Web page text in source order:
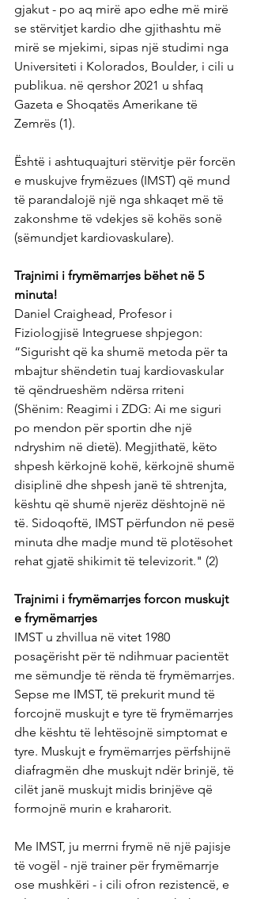
gjakut - po aq mirë apo edhe më mirë
se stërvitjet kardio dhe gjithashtu më
mirë se mjekimi, sipas një studimi nga
Universiteti i Kolorados, Boulder, i cili u
publikua. në qershor 2021 u shfaq
Gazeta e Shoqatës Amerikane të
Zemrës (1).
Është i ashtuquajturi stërvitje për forcën
e muskujve frymëzues (IMST) që mund
të parandalojë një nga shkaqet më të
zakonshme të vdekjes së kohës sonë
(sëmundjet kardiovaskulare).
Trajnimi i frymëmarrjes bëhet në 5
minuta!
Daniel Craighead, Profesor i
Fiziologjisë Integruese shpjegon:
“Sigurisht që ka shumë metoda për ta
mbajtur shëndetin tuaj kardiovaskular
të qëndrueshëm ndërsa rriteni
(Shënim: Reagimi i ZDG: Ai me siguri
po mendon për sportin dhe një
ndryshim në dietë). Megjithatë, këto
shpesh kërkojnë kohë, kërkojnë shumë
disiplinë dhe shpesh janë të shtrenjta,
kështu që shumë njerëz dështojnë në
të. Sidoqoftë, IMST përfundon në pesë
minuta dhe madje mund të plotësohet
rehat gjatë shikimit të televizorit." (2)
Trajnimi i frymëmarrjes forcon muskujt
e frymëmarrjes
IMST u zhvillua në vitet 1980
posaçërisht për të ndihmuar pacientët
me sëmundje të rënda të frymëmarrjes.
Sepse me IMST, të prekurit mund të
forcojnë muskujt e tyre të frymëmarrjes
dhe kështu të lehtësojnë simptomat e
tyre. Muskujt e frymëmarrjes përfshijnë
diafragmën dhe muskujt ndër brinjë, të
cilët janë muskujt midis brinjëve që
formojnë murin e kraharorit.
Me IMST, ju merrni frymë në një pajisje
të vogël - një trainer për frymëmarrje
ose mushkëri - i cili ofron rezistencë, e